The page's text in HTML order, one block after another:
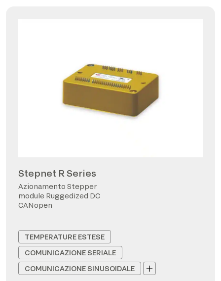
Stepnet R Series
Azionamento Stepper
module Ruggedized DC
CANopen
TEMPERATURE ESTESE
COMUNICAZIONE SERIALE
COMUNICAZIONE SINUSOIDALE